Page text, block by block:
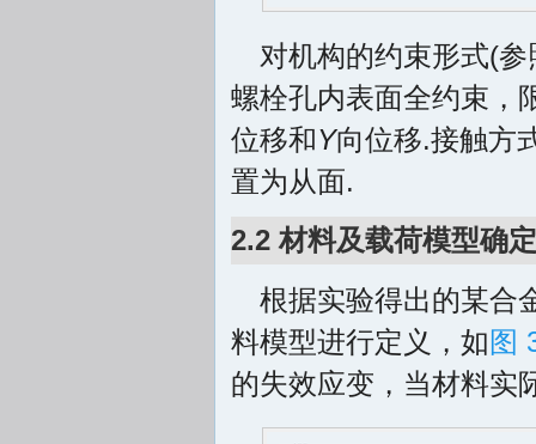
对机构的约束形式(参
螺栓孔内表面全约束，
位移和Y向位移.接触方
置为从面.
2.2 材料及载荷模型确定
根据实验得出的某合
料模型进行定义，如图
的失效应变，当材料实